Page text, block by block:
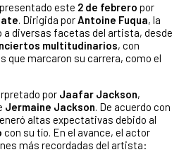
este 2 de febrero por
. Dirigida porAntoine Fuqua, la
diversas facetas del artista, desde
multitudinarios, con
que marcaron su carrera, como el
por Jaafar Jackson,
Jermaine Jackson. De acuerdo con
altas expectativas debido al
con su tío. En el avance, el actor
más recordadas del artista: